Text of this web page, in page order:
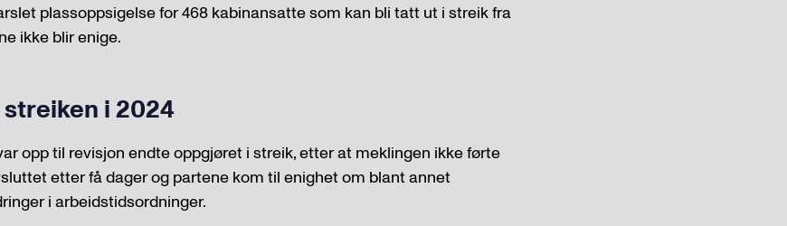
plassoppsigelse for 468 kabinansatte som kan bli tatt ut i streik fra
ikke blir enige.
i 2024
opp til revisjon endte oppgjøret i streik, etter at meklingen ikke førte
etter få dager og partene kom til enighet om blant annet
i arbeidstidsordninger.